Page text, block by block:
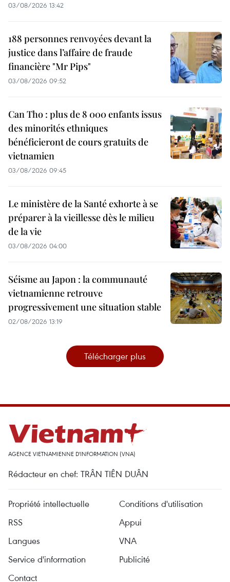
03/08/2026 13:42
188 personnes renvoyées devant la
justice dans l’affaire de fraude
financière "Mr Pips"
03/08/2026 09:52
Can Tho : plus de 8 000 enfants issus
des minorités ethniques
bénéficieront de cours gratuits de
vietnamien
03/08/2026 09:45
Le ministère de la Santé exhorte à se
préparer à la vieillesse dès le milieu
de la vie
03/08/2026 04:00
Séisme au Japon : la communauté
vietnamienne retrouve
progressivement une situation stable
02/08/2026 13:19
Télécharger plus
AGENCE VIETNAMIENNE D'INFORMATION (VNA)
Rédacteur en chef: TRÂN TIÊN DUÂN
Propriété intellectuelle
Conditions d'utilisation
RSS
Appui
Langues
VNA
Service d'information
Publicité
Contact